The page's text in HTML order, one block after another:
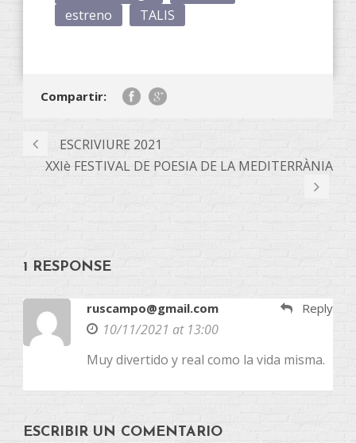
estreno
TALIS
Compartir:
ESCRIVIURE 2021
XXIè FESTIVAL DE POESIA DE LA MEDITERRÀNIA
1 RESPONSE
ruscampo@gmail.com
10/11/2021 at 13:00
Reply
Muy divertido y real como la vida misma.
ESCRIBIR UN COMENTARIO